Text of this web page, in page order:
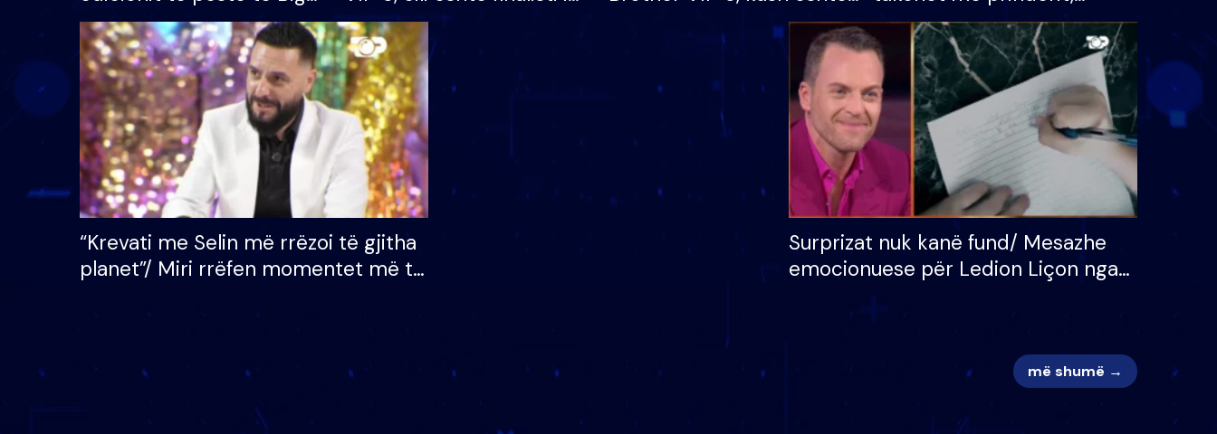
Brother VIP, rrëmben
çmimin e madh prej 100
mijë eurosh
radhës që lë shtëpinë
banori i parë që lë shtëpinë
dhe humb mundësinë për
të fituar çmimin e madh
vajzën dhe bashkëshorten:
S’kemi ndonjë letër divorci
apo jo?
“Krevati me Selin më rrëzoi të gjitha
planet”/ Miri rrëfen momentet më të
mungojë zilja e mëngjesit kur…
Surprizat nuk kanë fund/ Mesazhe
emocionuese për Ledion Liçon nga
më shumë →